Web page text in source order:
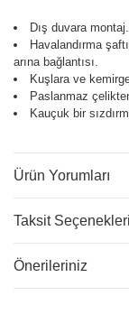
Dış duvara montaj.
Havalandırma
arına bağlantısı.
Kuşlara ve
Paslanmaz
Kauçuk bir
Ürün Yorumları
Taksit Seçenekleri
Önerileriniz